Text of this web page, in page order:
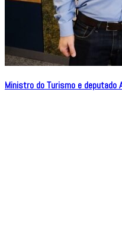
Ministro do Turismo e deputado